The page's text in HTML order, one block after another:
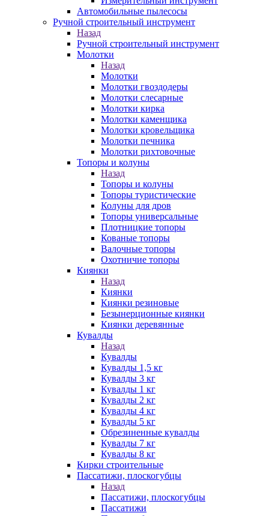
Автомобильные пылесосы
Ручной строительный инструмент
Назад
Ручной строительный инструмент
Молотки
Назад
Молотки
Молотки гвоздодеры
Молотки слесарные
Молотки кирка
Молотки каменщика
Молотки кровельщика
Молотки печника
Молотки рихтовочные
Топоры и колуны
Назад
Топоры и колуны
Топоры туристические
Колуны для дров
Топоры универсальные
Плотницкие топоры
Кованые топоры
Валочные топоры
Охотничие топоры
Киянки
Назад
Киянки
Киянки резиновые
Безынерционные киянки
Киянки деревянные
Кувалды
Назад
Кувалды
Кувалды 1,5 кг
Кувалды 3 кг
Кувалды 1 кг
Кувалды 2 кг
Кувалды 4 кг
Кувалды 5 кг
Обрезиненные кувалды
Кувалды 7 кг
Кувалды 8 кг
Кирки строительные
Пассатижи, плоскогубцы
Назад
Пассатижи, плоскогубцы
Пассатижи